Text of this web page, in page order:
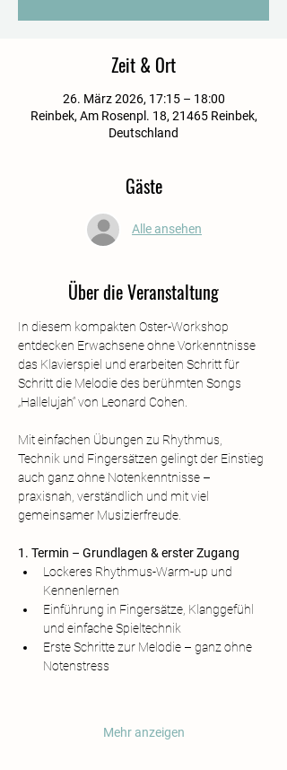
Zeit & Ort
26. März 2026, 17:15 – 18:00
Reinbek, Am Rosenpl. 18, 21465 Reinbek,
Deutschland
Gäste
Alle ansehen
Über die Veranstaltung
In diesem kompakten Oster-Workshop
entdecken Erwachsene ohne Vorkenntnisse
das Klavierspiel und erarbeiten Schritt für
Schritt die Melodie des berühmten Songs
„Hallelujah“ von Leonard Cohen.
Mit einfachen Übungen zu Rhythmus,
Technik und Fingersätzen gelingt der Einstieg
auch ganz ohne Notenkenntnisse –
praxisnah, verständlich und mit viel
gemeinsamer Musizierfreude.
1. Termin – Grundlagen & erster Zugang
Lockeres Rhythmus-Warm-up und
Kennenlernen
Einführung in Fingersätze, Klanggefühl
und einfache Spieltechnik
Erste Schritte zur Melodie – ganz ohne
Notenstress
Mehr anzeigen